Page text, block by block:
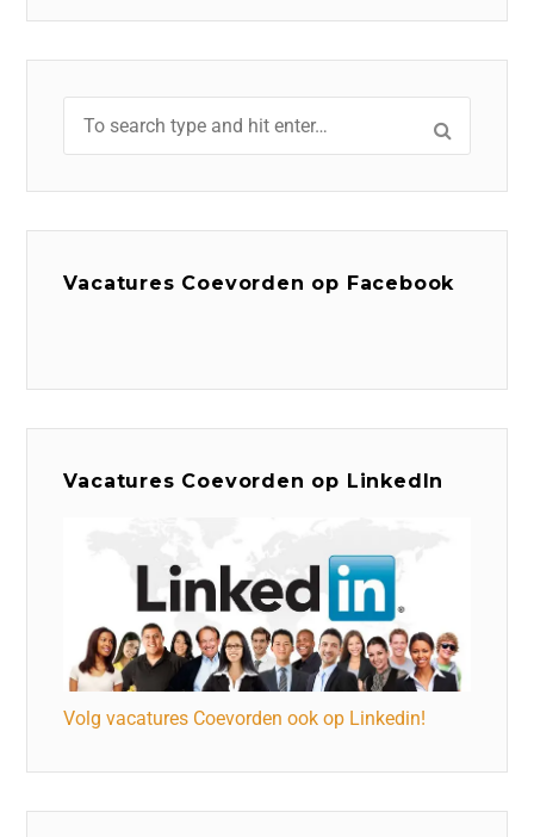
Vacatures Coevorden op Facebook
Vacatures Coevorden op LinkedIn
Volg vacatures Coevorden ook op Linkedin!